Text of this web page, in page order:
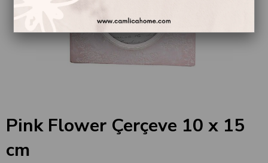
Pink Flower Çerçeve 10 x 15
cm